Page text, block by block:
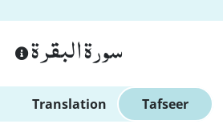
سورة البقرة
Translation Tafseer